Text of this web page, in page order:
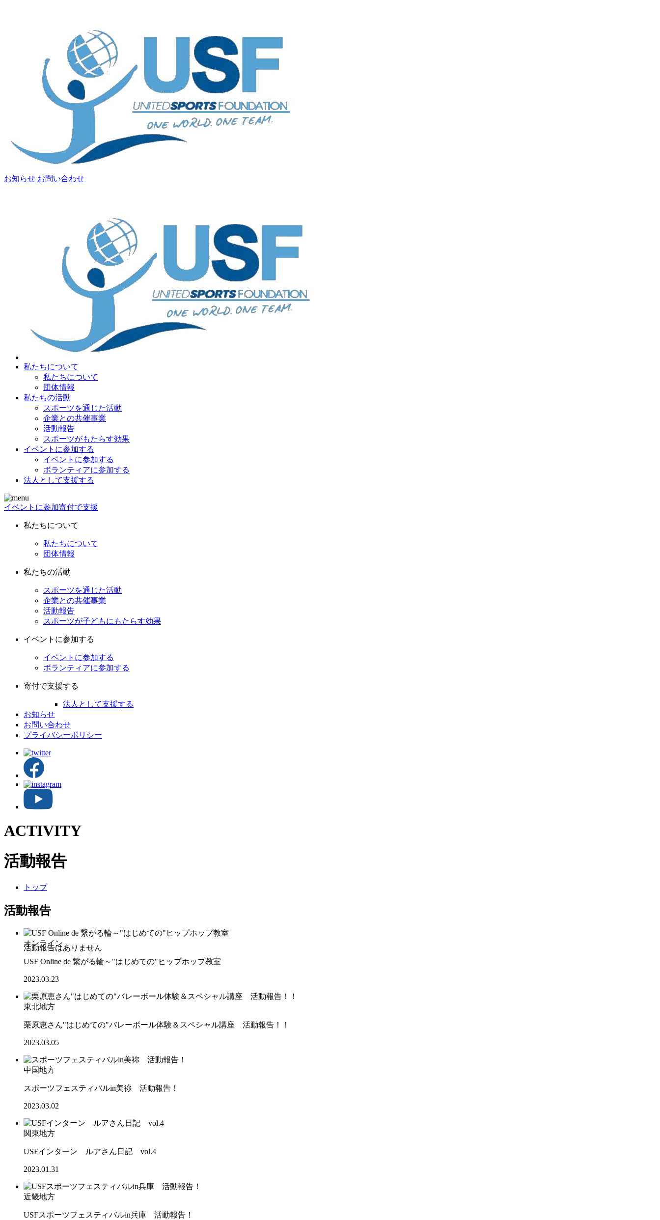
お知らせ お問い合わせ
私たちについて
私たちについて
団体情報
私たちの活動
スポーツを通じた活動
企業との共催事業
活動報告
スポーツがもたらす効果
イベントに参加する
イベントに参加する
ボランティアに参加する
法人として支援する
イベントに参加寄付で支援
私たちについて
私たちについて
団体情報
私たちの活動
スポーツを通じた活動
企業との共催事業
活動報告
スポーツが子どもにもたらす効果
イベントに参加する
イベントに参加する
ボランティアに参加する
寄付で支援する
法人として支援する
お知らせ
お問い合わせ
プライバシーポリシー
ACTIVITY
活動報告
トップ
活動報告
オンライン
USF Online de 繋がる輪～"はじめての"ヒップホップ教室
2023.03.23
東北地方
栗原恵さん"はじめての"バレーボール体験＆スペシャル講座 活動報告！！
2023.03.05
中国地方
スポーツフェスティバルin美祢 活動報告！
2023.03.02
関東地方
USFインターン ルアさん日記 vol.4
2023.01.31
近畿地方
USFスポーツフェスティバルin兵庫 活動報告！